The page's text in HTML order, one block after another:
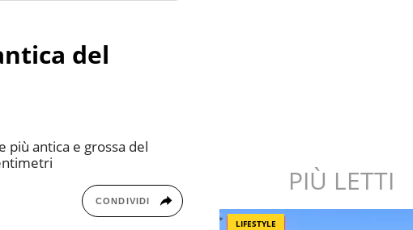
del
più antica e grossa del
CONDIVIDI
PIÙ LETTI
LIFESTYLE